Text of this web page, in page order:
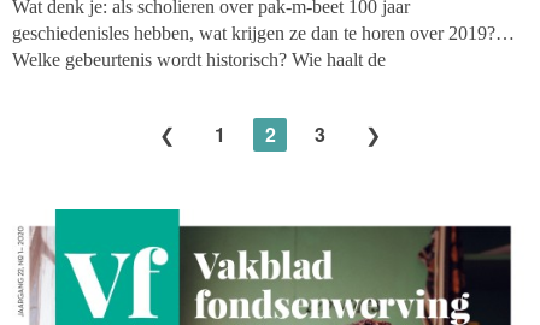
Wat denk je: als scholieren over pak-m-beet 100 jaar
geschiedenisles hebben, wat krijgen ze dan te horen over 2019?
Welke gebeurtenis wordt historisch? Wie haalt de
1 2 3